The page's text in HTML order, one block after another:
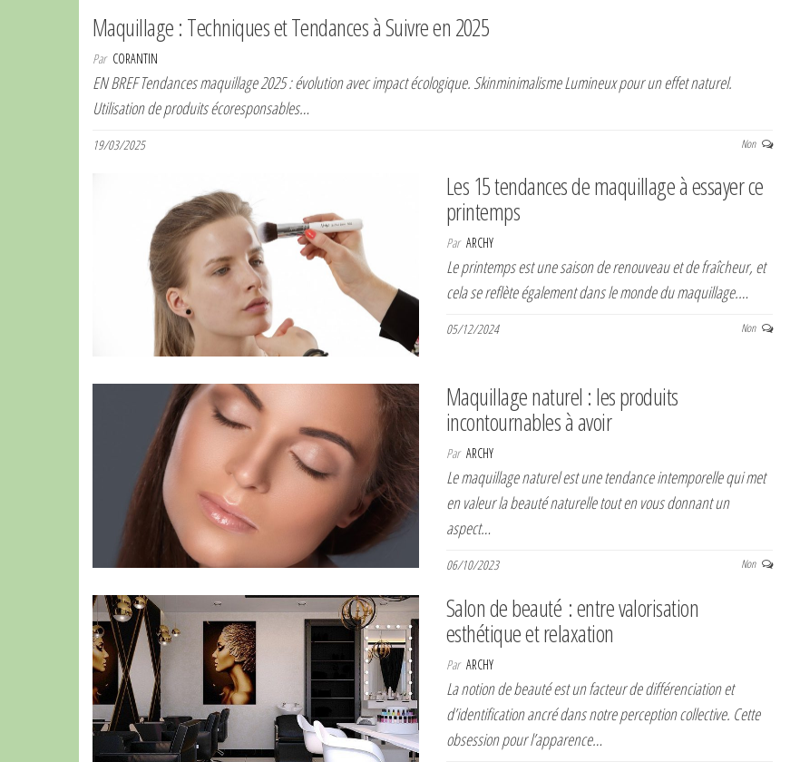
Maquillage : Techniques et Tendances à Suivre en 2025
Par CORANTIN
EN BREF Tendances maquillage 2025 : évolution avec impact écologique. Skinminimalisme Lumineux pour un effet naturel.
Utilisation de produits écoresponsables…
19/03/2025 Non
Les 15 tendances de maquillage à essayer ce
printemps
Par ARCHY
Le printemps est une saison de renouveau et de fraîcheur, et
cela se reflète également dans le monde du maquillage.…
05/12/2024 Non
Maquillage naturel : les produits
incontournables à avoir
Par ARCHY
Le maquillage naturel est une tendance intemporelle qui met
en valeur la beauté naturelle tout en vous donnant un
aspect…
06/10/2023 Non
Salon de beauté : entre valorisation
esthétique et relaxation
Par ARCHY
La notion de beauté est un facteur de différenciation et
d’identification ancré dans notre perception collective. Cette
obsession pour l’apparence…